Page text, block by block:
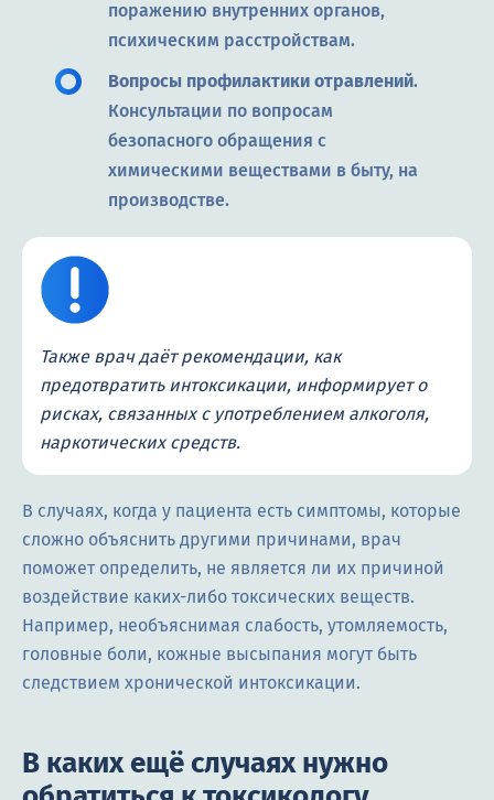
поражению внутренних органов,
психическим расстройствам.
Вопросы профилактики отравлений.
Консультации по вопросам
безопасного обращения с
химическими веществами в быту, на
производстве.
Также врач даёт рекомендации, как
предотвратить интоксикации, информирует о
рисках, связанных с употреблением алкоголя,
наркотических средств.
В случаях, когда у пациента есть симптомы, которые
сложно объяснить другими причинами, врач
поможет определить, не является ли их причиной
воздействие каких-либо токсических веществ.
Например, необъяснимая слабость, утомляемость,
головные боли, кожные высыпания могут быть
следствием хронической интоксикации.
В каких ещё случаях нужно